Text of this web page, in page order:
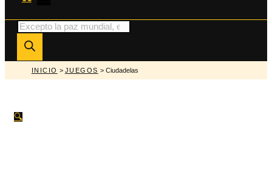
Búsqueda
de
productos
INICIO > JUEGOS > Ciudadelas
🔍